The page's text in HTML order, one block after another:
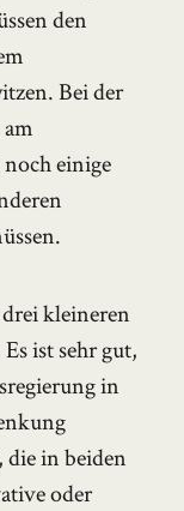
den
Bei der
einige
kleineren
ist sehr gut,
in
die in beiden
oder